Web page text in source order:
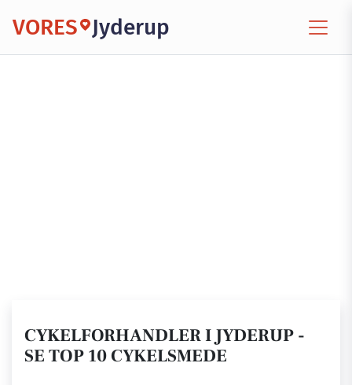
VORES Jyderup
CYKELFORHANDLER I JYDERUP -
SE TOP 10 CYKELSMEDE